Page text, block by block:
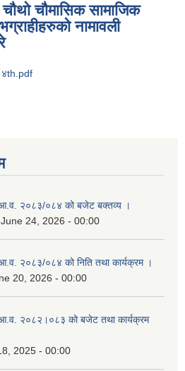
चौमासिक सामाजिक
नामावली
आ.व. २०८३/०८४ को बजेट बक्तव्य ।
24, 2026 - 00:00
आ.व. २०८३/०८४ को निति तथा कार्यक्रम ।
20, 2026 - 00:00
आ.व. २०८२।०८३ को बजेट तथा कार्यक्रम
2025 - 00:00